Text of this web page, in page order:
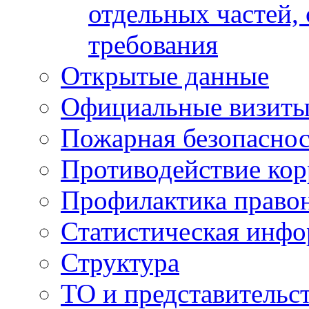
отдельных
требования
Открытые данные
Официальные
Пожарная
Противодействие
Профилактика
Статистическая
Структура
ТО и